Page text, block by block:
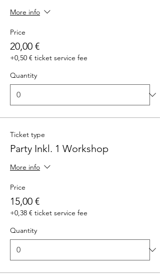
More info
Price
20,00 €
+0,50 € ticket service fee
Quantity
Ticket type
Party Inkl. 1 Workshop
More info
Price
15,00 €
+0,38 € ticket service fee
Quantity